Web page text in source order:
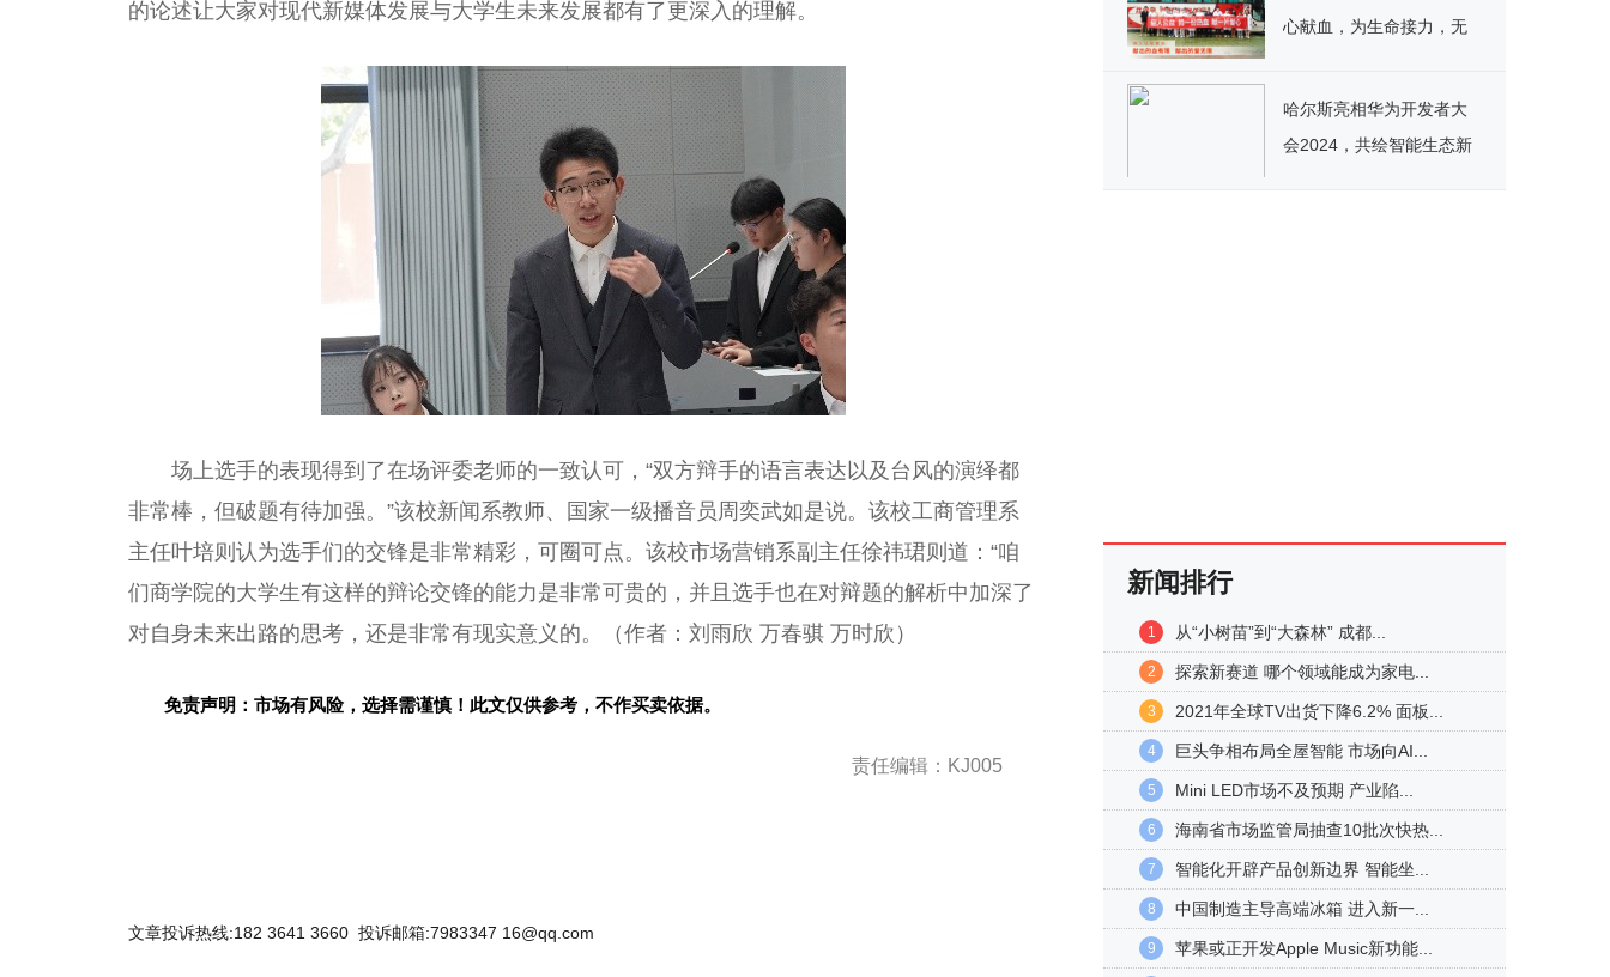
的论述让大家对现代新媒体发展与大学生未来发展都有了更深入的理解。
场上选手的表现得到了在场评委老师的一致认可，“双方辩手的语言表达以及台风的演绎都
非常棒，但破题有待加强。”该校新闻系教师、国家一级播音员周奕武如是说。该校工商管理系
主任叶培则认为选手们的交锋是非常精彩，可圈可点。该校市场营销系副主任徐祎珺则道：“咱
们商学院的大学生有这样的辩论交锋的能力是非常可贵的，并且选手也在对辩题的解析中加深了
对自身未来出路的思考，还是非常有现实意义的。（作者：刘雨欣 万春骐 万时欣）
免责声明：市场有风险，选择需谨慎！此文仅供参考，不作买卖依据。
责任编辑：KJ005
文章投诉热线:182 3641 3660 投诉邮箱:7983347 16@qq.com
心献血，为生命接力，无
哈尔斯亮相华为开发者大
会2024，共绘智能生态新
新闻排行
1 从“小树苗”到“大森林” 成都...
2 探索新赛道 哪个领域能成为家电...
3 2021年全球TV出货下降6.2% 面板...
4 巨头争相布局全屋智能 市场向AI...
5 Mini LED市场不及预期 产业陷...
6 海南省市场监管局抽查10批次快热...
7 智能化开辟产品创新边界 智能坐...
8 中国制造主导高端冰箱 进入新一...
9 苹果或正开发Apple Music新功能...